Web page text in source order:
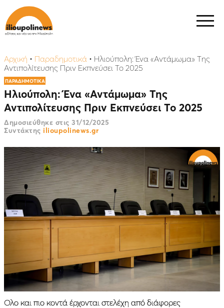
Αρχική • Παραδημοτικά • Ηλιούπολη: Ένα «Αντάμωμα» Της
Αντιπολίτευσης Πριν Εκπνεύσει Το 2025
ΠΑΡΑΔΗΜΟΤΙΚΑ
Ηλιούπολη: Ένα «Αντάμωμα» Της
Αντιπολίτευσης Πριν Εκπνεύσει Το 2025
Δημοσιεύθηκε στις 31/12/2025
Συντάκτης ilioupolinews.gr
Ολο και πιο κοντά έρχονται στελέχη από διάφορες